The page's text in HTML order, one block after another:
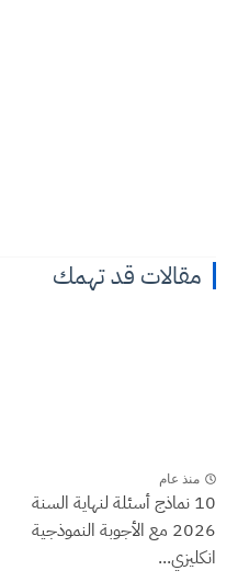
مقالات قد تهمك
منذ عام
10 نماذج أسئلة لنهاية السنة
2026 مع الأجوبة النموذجية
انكليزي...